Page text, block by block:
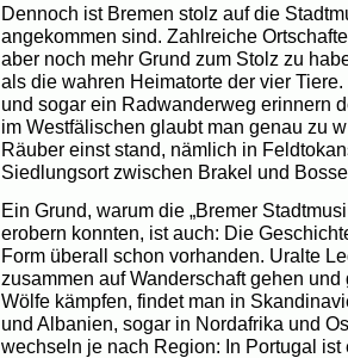
Dennoch ist Bremen stolz auf die
angekommen sind. Zahlreiche
aber noch mehr Grund zum Stolz zu
als die wahren Heimatorte der vier
und sogar ein Radwanderweg erinnern
im Westfälischen glaubt man genau zu
Räuber einst stand, nämlich in
Siedlungsort zwischen Brakel und
Ein Grund, warum die „Bremer
erobern konnten, ist auch: Die
Form überall schon vorhanden. Uralte
zusammen auf Wanderschaft gehen
Wölfe kämpfen, findet man in
und Albanien, sogar in Nordafrika und
wechseln je nach Region: In Portugal